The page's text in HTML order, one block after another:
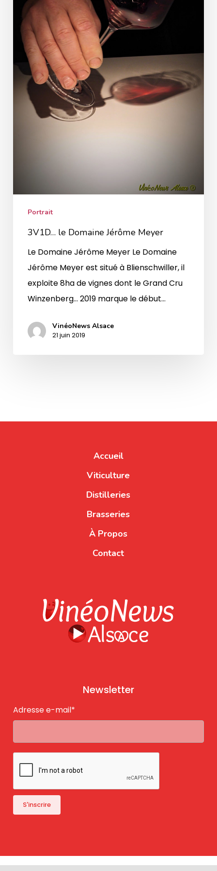
Portrait
3V1D… le Domaine Jérôme Meyer
Le Domaine Jérôme Meyer Le Domaine
Jérôme Meyer est situé à Blienschwiller, il
exploite 8ha de vignes dont le Grand Cru
Winzenberg... 2019 marque le début…
VinéoNews Alsace
21 juin 2019
Accueil
Viticulture
Distilleries
Brasseries
À Propos
Contact
Newsletter
Adresse e-mail*